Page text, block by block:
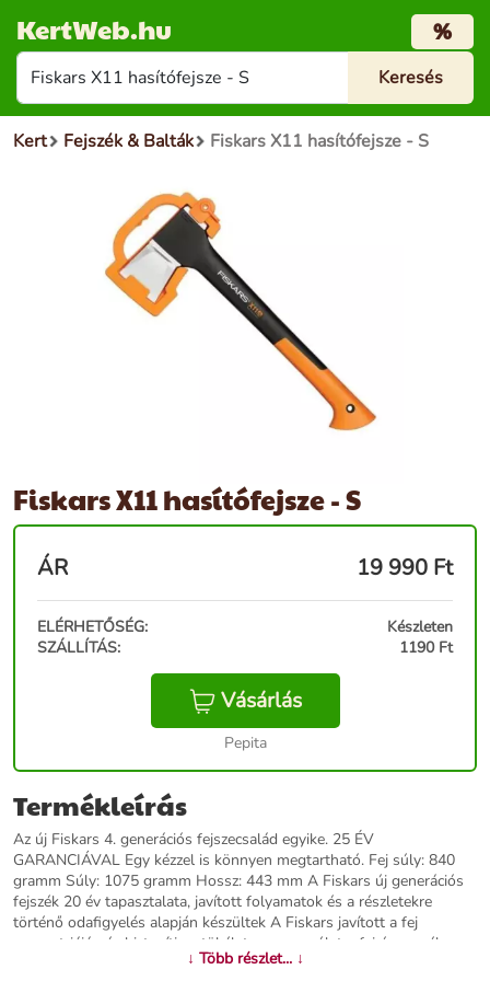
KertWeb.hu %
Kert Fejszék & Balták Fiskars X11 hasítófejsze - S
Fiskars X11 hasítófejsze - S
ÁR 19 990 Ft
ELÉRHETŐSÉG:
Készleten
SZÁLLÍTÁS:
1190 Ft
Vásárlás
Pepita
Termékleírás
Az új Fiskars 4. generációs fejszecsalád egyike. 25 ÉV
GARANCIÁVAL Egy kézzel is könnyen megtartható. Fej súly: 840
gramm Súly: 1075 gramm Hossz: 443 mm A Fiskars új generációs
fejszék 20 év tapasztalata, javított folyamatok és a részletekre
történő odafigyelés alapján készültek A Fiskars javított a fej
geometriáján és biztosítja a tökéletes egyensúlyt a fej és a nyél
között a lehető legbiztonságosabb és legkényelmesebb használat
↓ Több részlet... ↓